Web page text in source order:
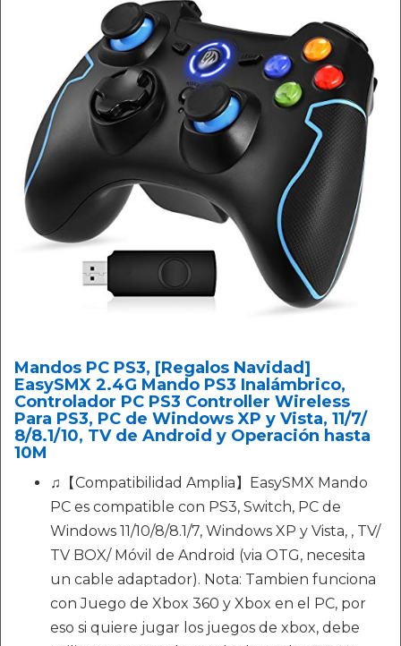
Mandos PC PS3, [Regalos Navidad]
EasySMX 2.4G Mando PS3 Inalámbrico,
Controlador PC PS3 Controller Wireless
Para PS3, PC de Windows XP y Vista, 11/7/
8/8.1/10, TV de Android y Operación hasta
10M
♫【Compatibilidad Amplia】EasySMX Mando
PC es compatible con PS3, Switch, PC de
Windows 11/10/8/8.1/7, Windows XP y Vista, , TV/
TV BOX/ Móvil de Android (via OTG, necesita
un cable adaptador). Nota: Tambien funciona
con Juego de Xbox 360 y Xbox en el PC, por
eso si quiere jugar los juegos de xbox, debe